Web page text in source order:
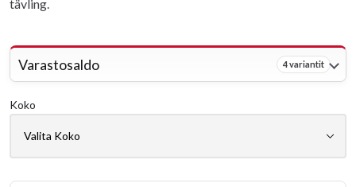
tävling.
Varastosaldo 4 variantit
Koko